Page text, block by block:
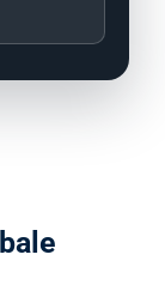
ba e